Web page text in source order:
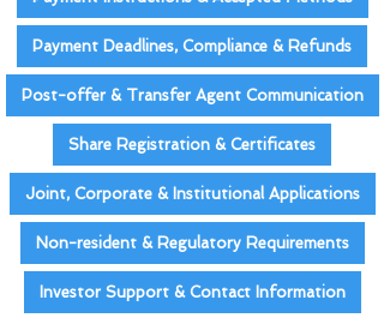
Payment Deadlines, Compliance & Refunds
Post-offer & Transfer Agent Communication
Share Registration & Certificates
Joint, Corporate & Institutional Applications
Non-resident & Regulatory Requirements
Investor Support & Contact Information